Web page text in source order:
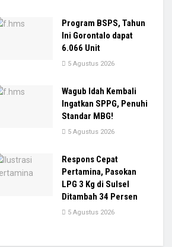
Program BSPS, Tahun
Ini Gorontalo dapat
6.066 Unit
5 Agustus 2026
Wagub Idah Kembali
Ingatkan SPPG, Penuhi
Standar MBG!
5 Agustus 2026
Respons Cepat
Pertamina, Pasokan
LPG 3 Kg di Sulsel
Ditambah 34 Persen
5 Agustus 2026